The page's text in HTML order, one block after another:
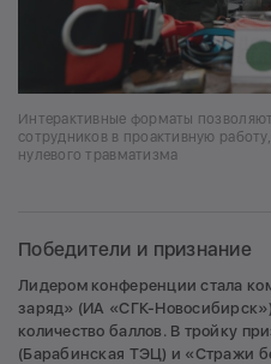
Интерактивные форматы
сотрудников в проактивную
нулевого травматизма
Победители и признание
Лидером конференции стала
заряд» (ИА «СГК-
количество баллов. В тройку
(Барабинская ТЭЦ) и «Стражи